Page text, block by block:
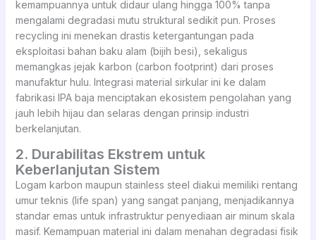
kemampuannya untuk didaur ulang hingga 100% tanpa
mengalami degradasi mutu struktural sedikit pun. Proses
recycling ini menekan drastis ketergantungan pada
eksploitasi bahan baku alam (bijih besi), sekaligus
memangkas jejak karbon (carbon footprint) dari proses
manufaktur hulu. Integrasi material sirkular ini ke dalam
fabrikasi IPA baja menciptakan ekosistem pengolahan yang
jauh lebih hijau dan selaras dengan prinsip industri
berkelanjutan.
2. Durabilitas Ekstrem untuk
Keberlanjutan Sistem
Logam karbon maupun stainless steel diakui memiliki rentang
umur teknis (life span) yang sangat panjang, menjadikannya
standar emas untuk infrastruktur penyediaan air minum skala
masif. Kemampuan material ini dalam menahan degradasi fisik